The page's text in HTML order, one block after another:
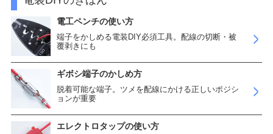
電工ペンチの使い方
端子をかしめる電装DIY必須工具。配線の切断・被
覆剥きにも
ギボシ端子のかしめ方
脱着可能な端子。ツメを配線にかける正しいポジシ
ョンが重要
エレクトロタップの使い方